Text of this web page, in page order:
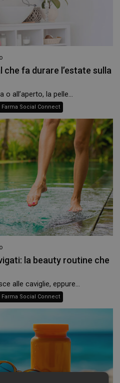
fa durare l’estate sulla
all’aperto, la pelle...
Farma Social Connect
la beauty routine che
alle caviglie, eppure...
Farma Social Connect